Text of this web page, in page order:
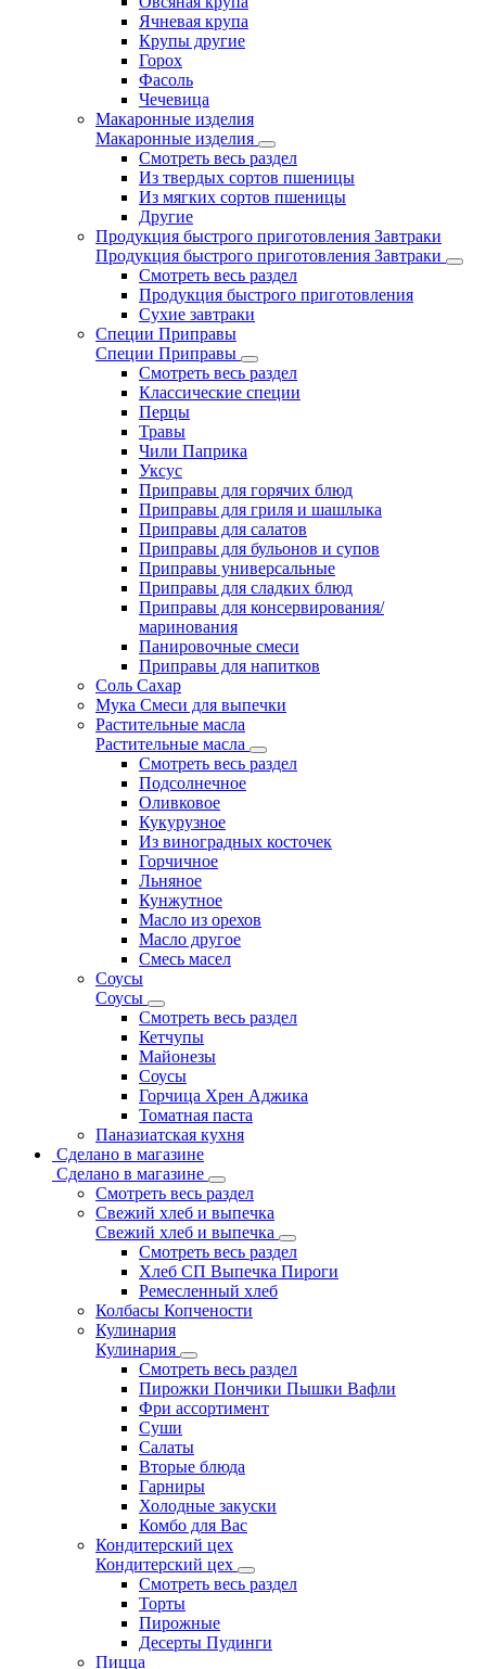
Ячневая крупа
Крупы другие
Горох
Фасоль
Чечевица
Макаронные изделия
Макаронные изделия
Смотреть весь раздел
Из твердых сортов пшеницы
Из мягких сортов пшеницы
Другие
Продукция быстрого приготовления Завтраки
Продукция быстрого приготовления Завтраки
Смотреть весь раздел
Продукция быстрого приготовления
Сухие завтраки
Специи Приправы
Специи Приправы
Смотреть весь раздел
Классические специи
Перцы
Травы
Чили Паприка
Уксус
Приправы для горячих блюд
Приправы для гриля и шашлыка
Приправы для салатов
Приправы для бульонов и супов
Приправы универсальные
Приправы для сладких блюд
Приправы для консервирования/
маринования
Панировочные смеси
Приправы для напитков
Соль Сахар
Мука Смеси для выпечки
Растительные масла
Растительные масла
Смотреть весь раздел
Подсолнечное
Оливковое
Кукурузное
Из виноградных косточек
Горчичное
Льняное
Кунжутное
Масло из орехов
Масло другое
Смесь масел
Соусы
Соусы
Смотреть весь раздел
Кетчупы
Майонезы
Соусы
Горчица Хрен Аджика
Томатная паста
Паназиатская кухня
Сделано в магазине
Сделано в магазине
Смотреть весь раздел
Свежий хлеб и выпечка
Свежий хлеб и выпечка
Смотреть весь раздел
Хлеб СП Выпечка Пироги
Ремесленный хлеб
Колбасы Копчености
Кулинария
Кулинария
Смотреть весь раздел
Пирожки Пончики Пышки Вафли
Фри ассортимент
Суши
Салаты
Вторые блюда
Гарниры
Холодные закуски
Комбо для Вас
Кондитерский цех
Кондитерский цех
Смотреть весь раздел
Торты
Пирожные
Десерты Пудинги
Пицца